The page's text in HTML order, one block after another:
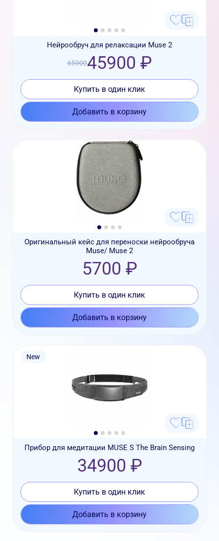
Нейрообруч для релаксации Muse 2
6590045900 ₽
Купить в один клик
Добавить в корзину
Оригинальный кейс для переноски нейрообруча
Muse/ Muse 2
5700 ₽
Купить в один клик
Добавить в корзину
New
Прибор для медитации MUSE S The Brain Sensing
34900 ₽
Купить в один клик
Добавить в корзину